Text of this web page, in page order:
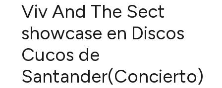
Viv And The Sect
showcase en Discos
Cucos de
Santander(Concierto)